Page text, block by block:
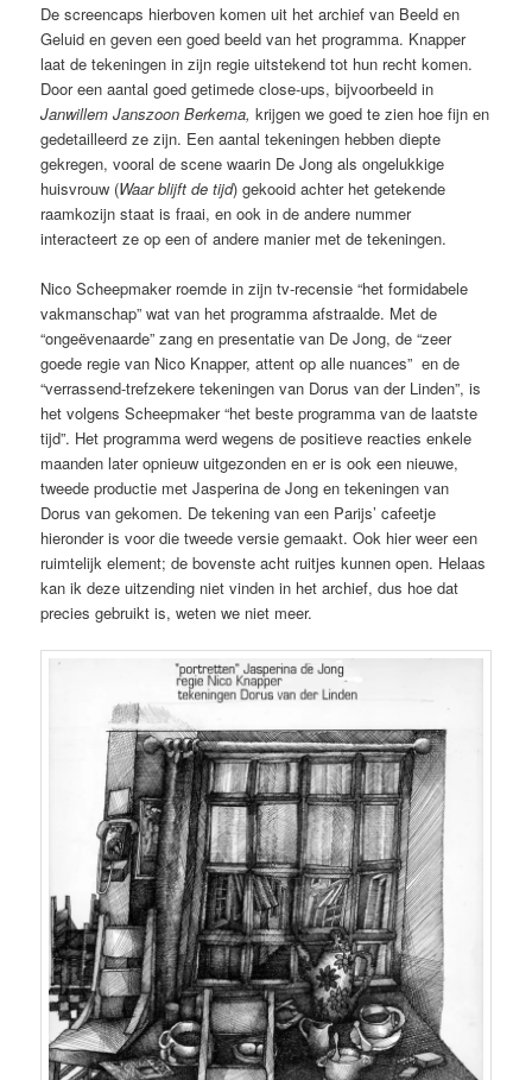
De screencaps hierboven komen uit het archief van Beeld en
Geluid en geven een goed beeld van het programma. Knapper
laat de tekeningen in zijn regie uitstekend tot hun recht komen.
Door een aantal goed getimede close-ups, bijvoorbeeld in
Janwillem Janszoon Berkema, krijgen we goed te zien hoe fijn en
gedetailleerd ze zijn. Een aantal tekeningen hebben diepte
gekregen, vooral de scene waarin De Jong als ongelukkige
huisvrouw (Waar blijft de tijd) gekooid achter het getekende
raamkozijn staat is fraai, en ook in de andere nummer
interacteert ze op een of andere manier met de tekeningen.
Nico Scheepmaker roemde in zijn tv-recensie “het formidabele
vakmanschap” wat van het programma afstraalde. Met de
“ongeëvenaarde” zang en presentatie van De Jong, de “zeer
goede regie van Nico Knapper, attent op alle nuances” en de
“verrassend-trefzekere tekeningen van Dorus van der Linden”, is
het volgens Scheepmaker “het beste programma van de laatste
tijd”. Het programma werd wegens de positieve reacties enkele
maanden later opnieuw uitgezonden en er is ook een nieuwe,
tweede productie met Jasperina de Jong en tekeningen van
Dorus van gekomen. De tekening van een Parijs’ cafeetje
hieronder is voor die tweede versie gemaakt. Ook hier weer een
ruimtelijk element; de bovenste acht ruitjes kunnen open. Helaas
kan ik deze uitzending niet vinden in het archief, dus hoe dat
precies gebruikt is, weten we niet meer.